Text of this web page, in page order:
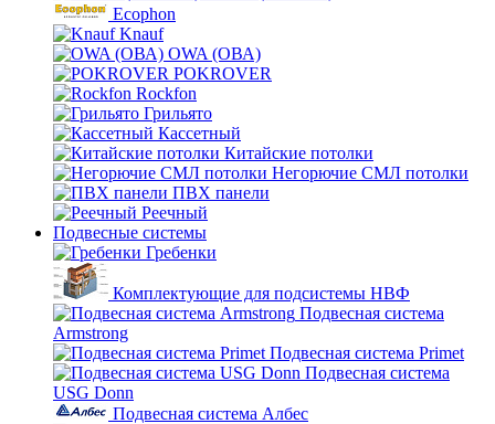
Ecophon
Knauf
OWA (ОВА)
POKROVER
Rockfon
Грильято
Кассетный
Китайские потолки
Негорючие СМЛ потолки
ПВХ панели
Реечный
Подвесные системы
Гребенки
Комплектующие для подсистемы НВФ
Подвесная система
Armstrong
Подвесная система Primet
Подвесная система
USG Donn
Подвесная система Албес